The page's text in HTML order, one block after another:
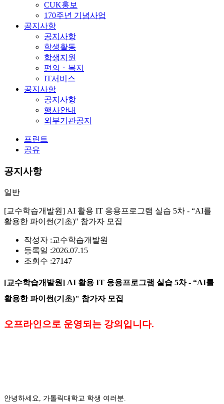
CUK홍보
170주년 기념사업
공지사항
공지사항
학생활동
학생지원
편의ㆍ복지
IT서비스
공지사항
공지사항
행사안내
외부기관공지
프린트
공유
공지사항
일반
[교수학습개발원] AI 활용 IT 응용프로그램 실습 5차 - “AI를
활용한 파이썬(기초)" 참가자 모집
작성자 :교수학습개발원
등록일 :2026.07.15
조회수 :27147
[교수학습개발원] AI 활용 IT 응용프로그램 실습 5차 - “AI를
활용한 파이썬(기초)" 참가자 모집
오프라인으로 운영되는 강의입니다.
안녕하세요, 가톨릭대학교 학생 여러분.